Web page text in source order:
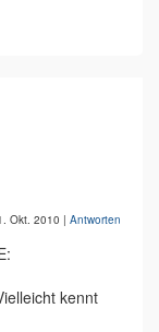
Okt. 2010 | Antworten
kennt